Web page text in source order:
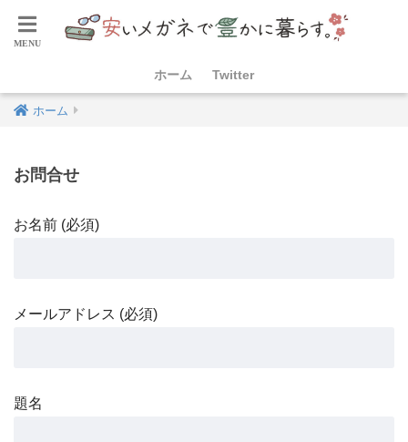
ホーム Twitter
ホーム
お問合せ
お名前 (必須)
メールアドレス (必須)
題名